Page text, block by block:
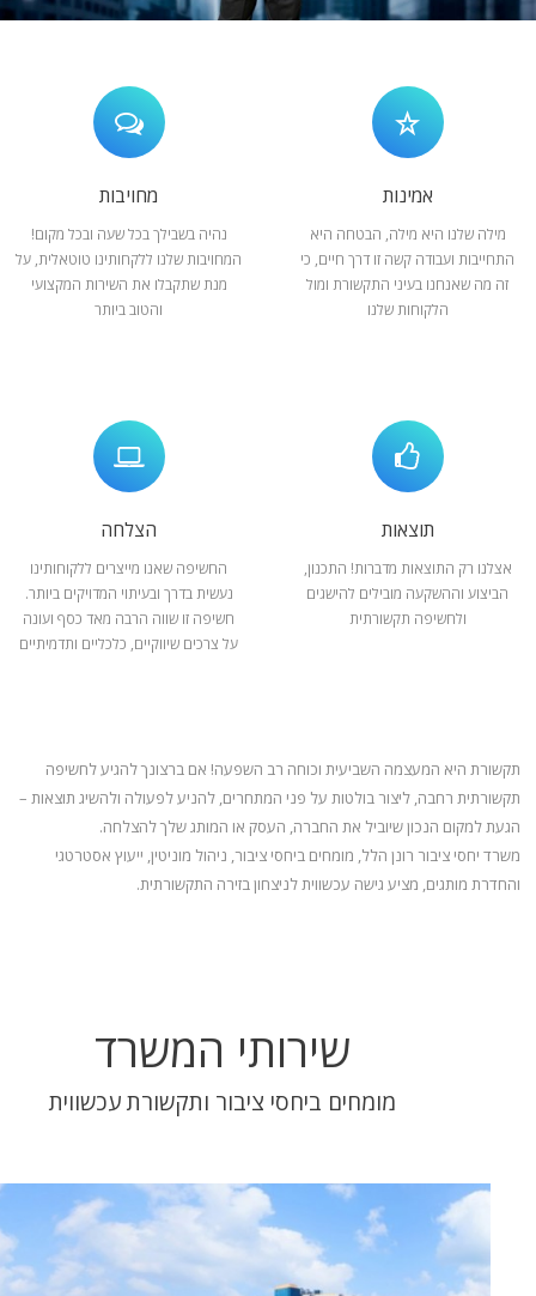
צור קשר
אמינות
מילה שלנו היא מילה, הבטחה היא
התחייבות ועבודה קשה זו דרך חיים, כי
זה מה שאנחנו בעיני התקשורת ומול
הלקוחות שלנו
מחויבות
נהיה בשבילך בכל שעה ובכל מקום!
המחויבות שלנו ללקחותינו טוטאלית, על
מנת שתקבלו את השירות המקצועי
והטוב ביותר
תוצאות
אצלנו רק התוצאות מדברות! התכנון,
הביצוע וההשקעה מובילים להישגים
ולחשיפה תקשורתית
הצלחה
החשיפה שאנו מייצרים ללקוחותינו
נעשית בדרך ובעיתוי המדויקים ביותר.
חשיפה זו שווה הרבה מאד כסף ועונה
על צרכים שיווקיים, כלכליים ותדמיתיים
תקשורת היא המעצמה השביעית וכוחה רב השפעה! אם ברצונך להגיע לחשיפה
תקשורתית רחבה, ליצור בולטות על פני המתחרים, להניעלפעולה ולהשיג תוצאות –
הגעת למקום הנכון שיוביל את החברה, העסק או המותג שלך להצלחה.
משרד יחסי ציבור רונן הלל, מומחים ביחסי ציבור, ניהול מוניטין, ייעוץ אסטרטגי
והחדרת מותגים, מציע גישה עכשווית לניצחון בזירה התקשורתית.
שירותי המשרד
מומחים ביחסי ציבור ותקשורת עכשווית